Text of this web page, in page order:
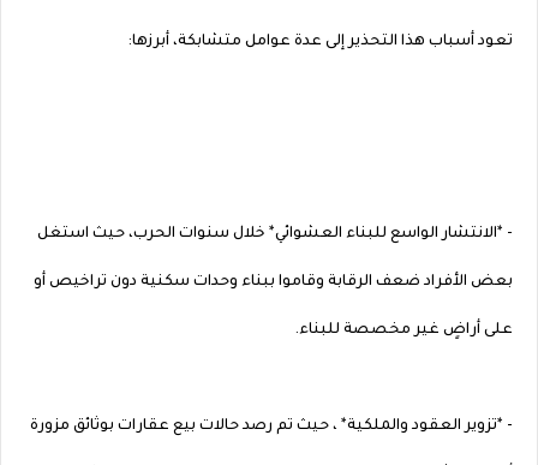
تعود أسباب هذا التحذير إلى عدة عوامل متشابكة، أبرزها:
- *الانتشار الواسع للبناء العشوائي* خلال سنوات الحرب، حيث استغل
بعض الأفراد ضعف الرقابة وقاموا ببناء وحدات سكنية دون تراخيص أو
على أراضٍ غير مخصصة للبناء.
- *تزوير العقود والملكية* ، حيث تم رصد حالات بيع عقارات بوثائق مزورة